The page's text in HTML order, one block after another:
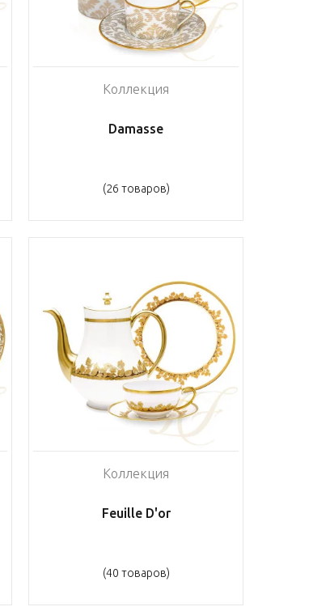
Коллекция
Damasse
(26 товаров)
Коллекция
Feuille D'or
(40 товаров)